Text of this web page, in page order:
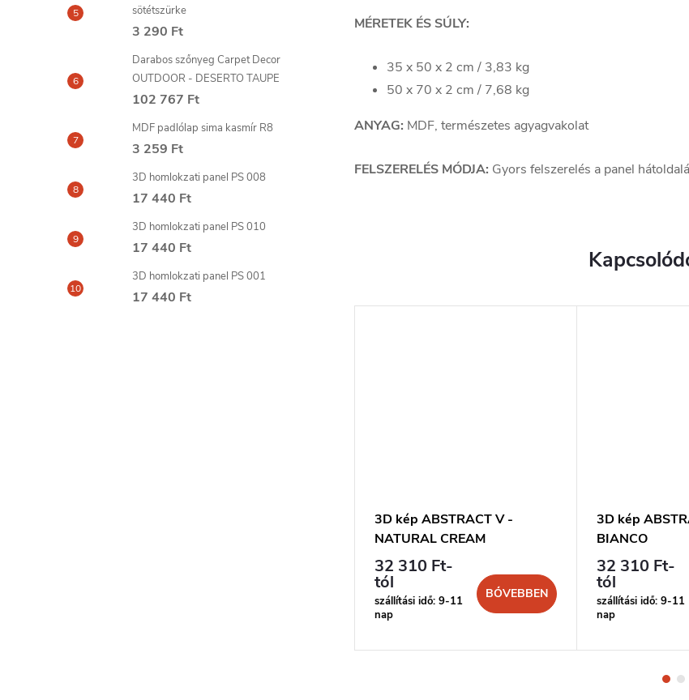
sötétszürke
3 290 Ft
Darabos szőnyeg Carpet Decor
OUTDOOR - DESERTO TAUPE
102 767 Ft
MDF padlólap sima kasmír R8
3 259 Ft
3D homlokzati panel PS 008
17 440 Ft
3D homlokzati panel PS 010
17 440 Ft
3D homlokzati panel PS 001
17 440 Ft
MÉRETEK ÉS SÚLY:
35 x 50 x 2 cm / 3,83 kg
50 x 70 x 2 cm / 7,68 kg
ANYAG: MDF, természetes agyagvakolat
FELSZERELÉS MÓDJA: Gyors felszerelés a panel
3D kép ABSTRACT V -
NATURAL CREAM
32 310 Ft-
tól
szállítási idő: 9-11
nap
BŐVEBBEN
3D kép
BIANCO
32 310 Ft-
tól
szállítási idő: 9-11
nap